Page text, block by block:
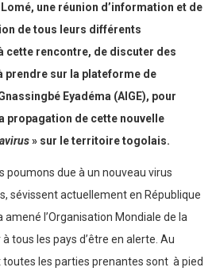
une réunion d’information et de
de tous leurs différents
cette rencontre, de discuter des
sur la plateforme de
Eyadéma (AIGE), pour
propagation de cette nouvelle
» sur le territoire togolais.
poumons due à un nouveau virus
sévissent actuellement en République
amené l’Organisation Mondiale de la
tous les pays d’être en alerte. Au
les parties prenantes sont à pied